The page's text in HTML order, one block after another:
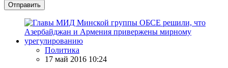
Отправить
Политика
17 май 2016 10:24